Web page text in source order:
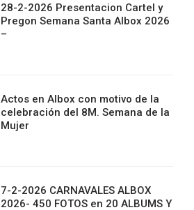
28-2-2026 Presentacion Cartel y
Pregon Semana Santa Albox 2026
–
Actos en Albox con motivo de la
celebración del 8M. Semana de la
Mujer
7-2-2026 CARNAVALES ALBOX
2026- 450 FOTOS en 20 ALBUMS Y